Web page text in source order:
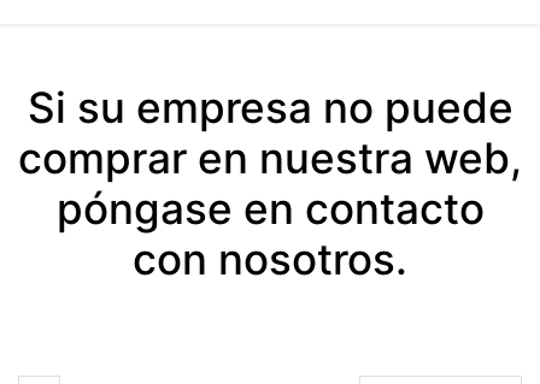
Si su empresa no puede
comprar en nuestra web,
póngase en contacto
con nosotros.